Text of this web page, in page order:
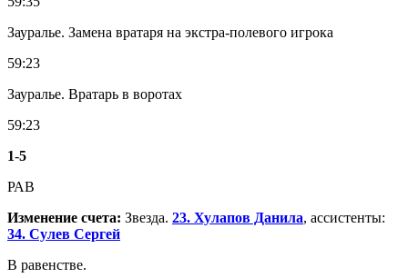
Зауралье. Замена вратаря на экстра-полевого игрока
59:23
Зауралье. Вратарь в воротах
59:23
1-5
РАВ
Изменение счета: Звезда. 23. Хулапов Данила, ассистенты:
34. Сулев Сергей
В равенстве.